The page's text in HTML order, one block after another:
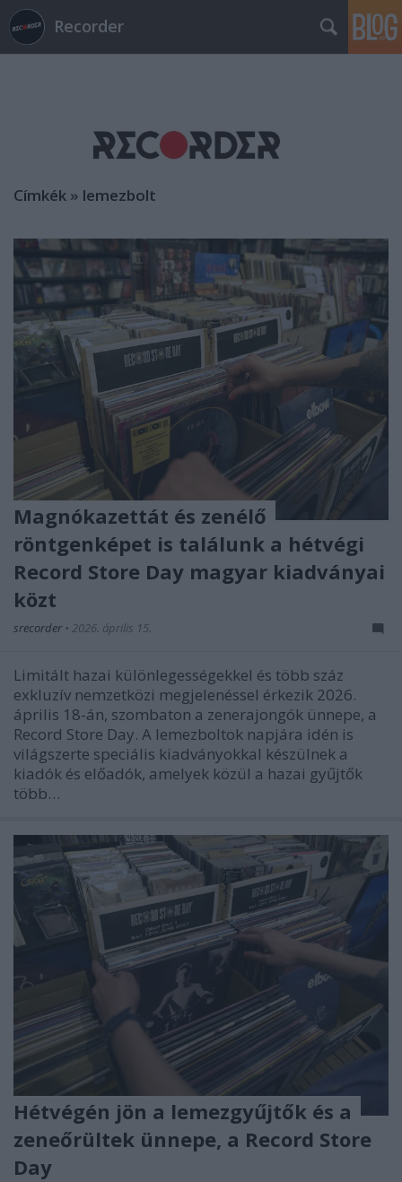
Recorder
Címkék » lemezbolt
Magnókazettát és zenélő
röntgenképet is találunk a hétvégi
Record Store Day magyar kiadványai
közt
srecorder • 2026. április 15.
Limitált hazai különlegességekkel és több száz
exkluzív nemzetközi megjelenéssel érkezik 2026.
április 18-án, szombaton a zenerajongók ünnepe, a
Record Store Day. A lemezboltok napjára idén is
világszerte speciális kiadványokkal készülnek a
kiadók és előadók, amelyek közül a hazai gyűjtők
több…
Hétvégén jön a lemezgyűjtők és a
zeneőrültek ünnepe, a Record Store
Day